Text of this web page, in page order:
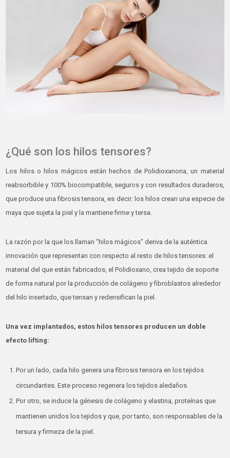
¿Qué son los hilos tensores?
Los hilos o hilos mágicos están hechos de Polidioxanona, un material
reabsorbible y 100% biocompatible, seguros y con resultados duraderos,
que produce una fibrosis tensora, es decir: los hilos crean una especie de
maya que sujeta la piel y la mantiene firme y tersa.
La razón por la que los llaman “hilos mágicos” deriva de la auténtica
innovación que representan con respecto al resto de hilos tensores: el
material del que están fabricados, el Polidioxano, crea tejido de soporte
de forma natural por la producción de colágeno y fibroblastos alrededor
del hilo insertado, que tensan y redensifican la piel.
Una vez implantados, estos hilos tensores producen un doble
efecto lifting:
Por un lado, cada hilo genera una fibrosis tensora en los tejidos
circundantes. Este proceso regenera los tejidos aledaños.
Por otro, se induce la génesis de colágeno y elastina, proteínas que
mantienen unidos los tejidos y que, por tanto, son responsables de la
tersura y firmeza de la piel.